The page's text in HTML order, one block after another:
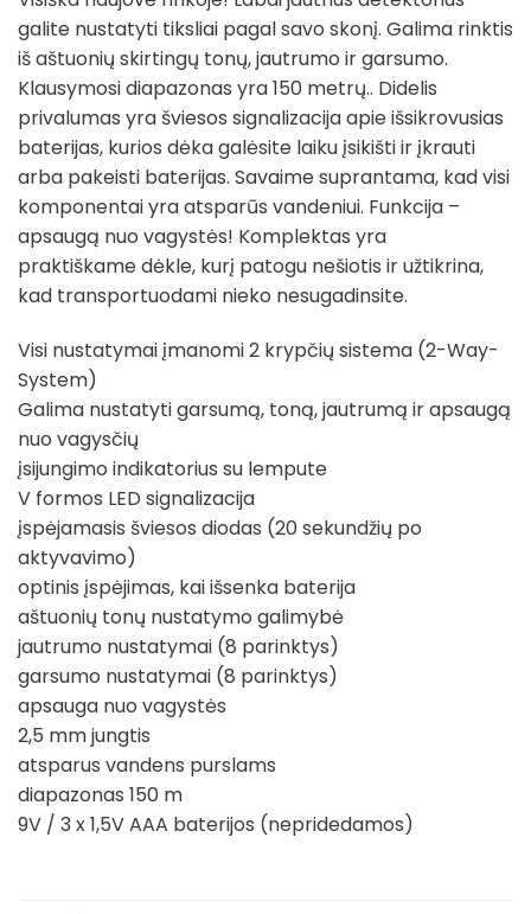
galite nustatyti tiksliai pagal savo skonį. Galima rinktis
iš aštuonių skirtingų tonų, jautrumo ir garsumo.
Klausymosi diapazonas yra 150 metrų.. Didelis
privalumas yra šviesos signalizacija apie išsikrovusias
baterijas, kurios dėka galėsite laiku įsikišti ir įkrauti
arba pakeisti baterijas. Savaime suprantama, kad visi
komponentai yra atsparūs vandeniui. Funkcija –
apsaugą nuo vagystės! Komplektas yra
praktiškame dėkle, kurį patogu nešiotis ir užtikrina,
kad transportuodami nieko nesugadinsite.
Visi nustatymai įmanomi 2 krypčių sistema (2-Way-
System)
Galima nustatyti garsumą, toną, jautrumą ir apsaugą
nuo vagysčių
įsijungimo indikatorius su lempute
V formos LED signalizacija
įspėjamasis šviesos diodas (20 sekundžių po
aktyvavimo)
optinis įspėjimas, kai išsenka baterija
aštuonių tonų nustatymo galimybė
jautrumo nustatymai (8 parinktys)
garsumo nustatymai (8 parinktys)
apsauga nuo vagystės
2,5 mm jungtis
atsparus vandens purslams
diapazonas 150 m
9V / 3 x 1,5V AAA baterijos (nepridedamos)